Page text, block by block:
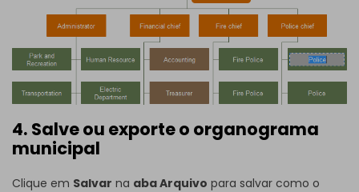
4. Salve ou exporte o organograma
municipal
Clique em Salvar na aba Arquivo para salvar como o